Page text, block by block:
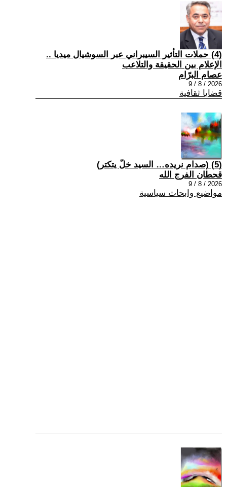
(4) حملات التأثير السيبراني عبر السوشيال ميديا ..
الإعلام بين الحقيقة والتلاعب
عصام البرّام
2026 / 8 / 9
قضايا ثقافية
(5) (صدام نريده… السيد خلّ يتكتر)
قحطان الفرج الله
2026 / 8 / 9
مواضيع وابحاث سياسية